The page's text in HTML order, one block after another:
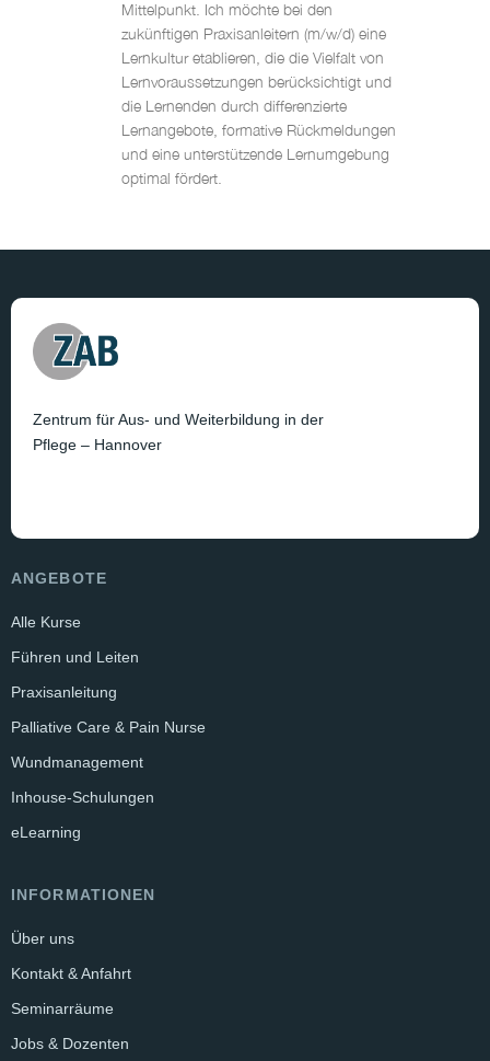
Mittelpunkt. Ich möchte bei den
zukünftigen Praxisanleitern (m/w/d) eine
Lernkultur etablieren, die die Vielfalt von
Lernvoraussetzungen berücksichtigt und
die Lernenden durch differenzierte
Lernangebote, formative Rückmeldungen
und eine unterstützende Lernumgebung
optimal fördert.
Zentrum für Aus- und Weiterbildung in der
Pflege – Hannover
ANGEBOTE
Alle Kurse
Führen und Leiten
Praxisanleitung
Palliative Care & Pain Nurse
Wundmanagement
Inhouse-Schulungen
eLearning
INFORMATIONEN
Über uns
Kontakt & Anfahrt
Seminarräume
Jobs & Dozenten